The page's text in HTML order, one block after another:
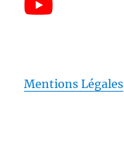
Mentions Légales